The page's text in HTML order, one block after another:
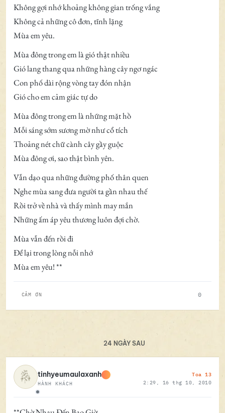
Không gợi nhớ khoảng không gian trống vắng
Không cả những cô đơn, tĩnh lặng
Mùa em yêu.
Mùa đông trong em là gió thật nhiều
Gió lang thang qua những hàng cây ngơ ngác
Con phố dài rộng vòng tay đón nhận
Gió cho em cảm giác tự do
Mùa đông trong em là những mặt hồ
Mỗi sáng sớm sương mờ như cổ tích
Thoảng nét chữ cành cây gầy guộc
Mùa đông ơi, sao thật bình yên.
Vẫn dạo qua những đường phố thân quen
Nghe mùa sang đưa người ta gần nhau thế
Rồi trở về nhà và thấy mình may mắn
Những ấm áp yêu thương luôn đợi chờ.
Mùa vẫn đến rồi đi
Để lại trong lòng nỗi nhớ
Mùa em yêu! **
CẢM ƠN 0
24 NGÀY SAU
Ngoại tuyến
tinhyeumaulaxanh
HÀNH KHÁCH
Toa 13
2:29, 16 thg 10, 2010